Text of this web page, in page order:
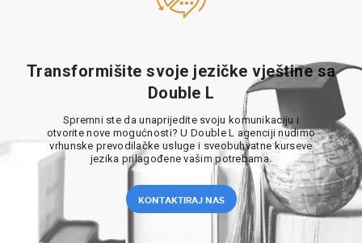
Transformišite svoje jezičke vještine sa
Double L
Spremni ste da unaprijedite svoju komunikaciju i
otvorite nove mogućnosti? U Double L agenciji nudimo
vrhunske prevodilačke usluge i sveobuhvatne kurseve
jezika prilagođene vašim potrebama.
KONTAKTIRAJ NAS